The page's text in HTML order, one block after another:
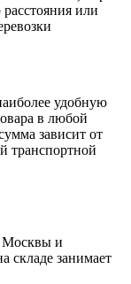
или
удобную
в любой
зависит от
транспортной
Москвы и
складе занимает